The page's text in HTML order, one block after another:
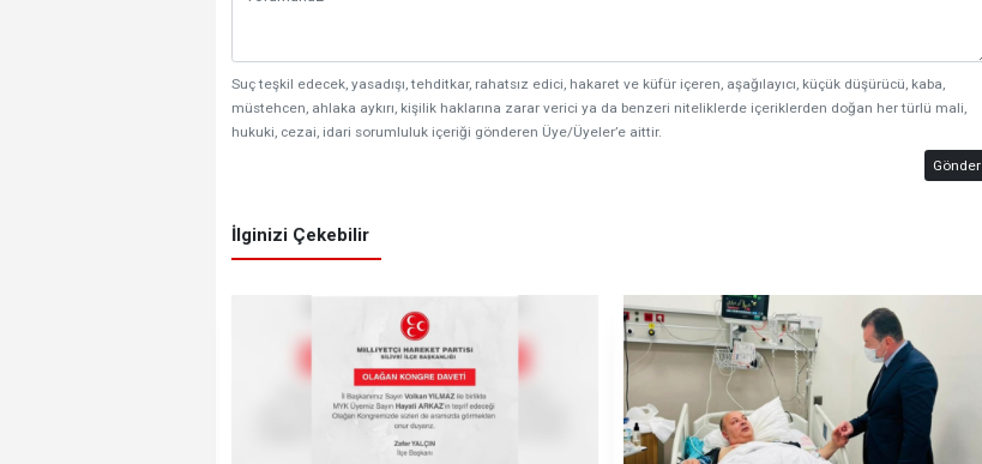
Suç teşkil edecek, yasadışı, tehditkar, rahatsız edici, hakaret ve küfür içeren, aşağılayıcı, küçük düşürücü, kaba,
müstehcen, ahlaka aykırı, kişilik haklarına zarar verici ya da benzeri niteliklerde içeriklerden doğan her türlü mali,
hukuki, cezai, idari sorumluluk içeriği gönderen Üye/Üyeler’e aittir.
Gönder
İlginizi Çekebilir